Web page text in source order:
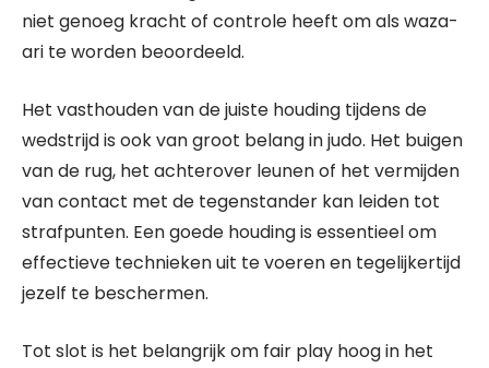
niet genoeg kracht of controle heeft om als waza-
ari te worden beoordeeld.
Het vasthouden van de juiste houding tijdens de
wedstrijd is ook van groot belang in judo. Het buigen
van de rug, het achterover leunen of het vermijden
van contact met de tegenstander kan leiden tot
strafpunten. Een goede houding is essentieel om
effectieve technieken uit te voeren en tegelijkertijd
jezelf te beschermen.
Tot slot is het belangrijk om fair play hoog in het